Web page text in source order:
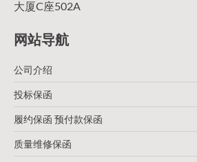
大厦C座502A
网站导航
公司介绍
投标保函
履约保函 预付款保函
质量维修保函